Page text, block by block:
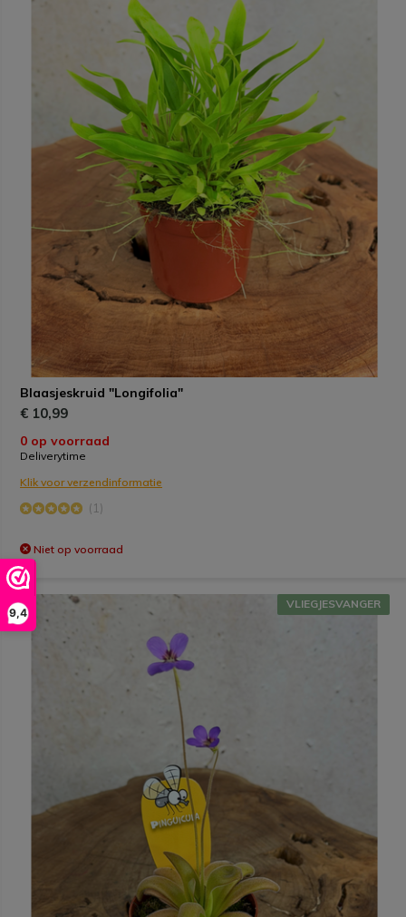
9,4
Blaasjeskruid "Longifolia"
€ 10,99
0 op voorraad
Deliverytime
Klik voor verzendinformatie
(1)
Niet op voorraad
VLIEGJESVANGER